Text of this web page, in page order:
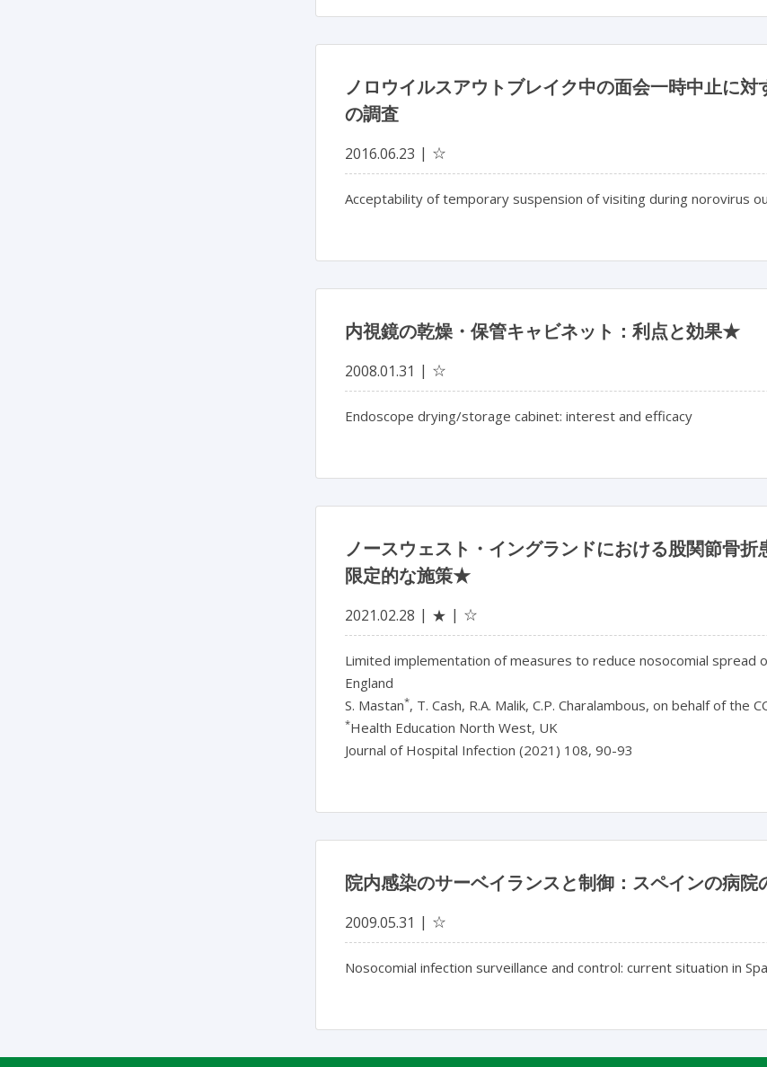
ノロウイルスアウトブレイク中の面会一時中止に
の調査
2016.06.23 ☆
Acceptability of temporary suspension of visiting during norovirus
内視鏡の乾燥・保管キャビネット：利点と効果★
2008.01.31 ☆
Endoscope drying/storage cabinet: interest and efficacy
ノースウェスト・イングランドにおける股関節骨
限定的な施策★
2021.02.28 ★ ☆
Limited implementation of measures to reduce nosocomial
England
S. Mastan*, T. Cash, R.A. Malik, C.P. Charalambous, on behalf of the
*Health Education North West, UK
Journal of Hospital Infection (2021) 108, 90-93
院内感染のサーベイランスと制御：スペインの病
2009.05.31 ☆
Nosocomial infection surveillance and control: current situation in